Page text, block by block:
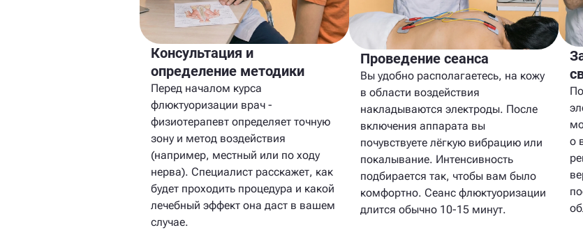
Консультация и
определение методики
Перед началом курса
флюктуоризации врач -
физиотерапевт определяет точную
зону и метод воздействия
(например, местный или по ходу
нерва). Специалист расскажет, как
будет проходить процедура и какой
лечебный эффект она даст в вашем
случае.
Проведение сеанса
Вы удобно располагаетесь, на кожу
в области воздействия
накладываются электроды. После
включения аппарата вы
почувствуете лёгкую вибрацию или
покалывание. Интенсивность
подбирается так, чтобы вам было
комфортно. Сеанс флюктуоризации
длится обычно 10-15 минут.
о